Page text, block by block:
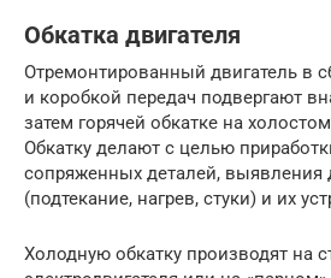
Обкатка двигателя
Отремонтированный двигатель в
и коробкой передач подвергают
затем горячей обкатке на
Обкатку делают с целью
сопряженных деталей, выявления
(подтекание, нагрев, стуки) и их
Холодную обкатку производят на